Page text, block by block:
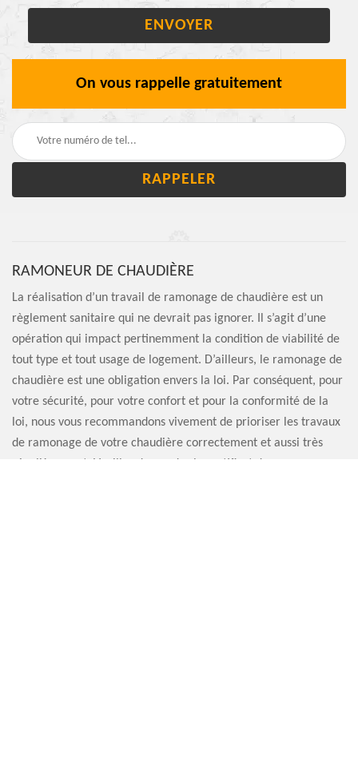
On vous rappelle gratuitement
RAMONEUR DE CHAUDIÈRE
La réalisation d’un travail de ramonage de chaudière est un
règlement sanitaire qui ne devrait pas ignorer. Il s’agit d’une
opération qui impact pertinemment la condition de viabilité de
tout type et tout usage de logement. D’ailleurs, le ramonage de
chaudière est une obligation envers la loi. Par conséquent, pour
votre sécurité, pour votre confort et pour la conformité de la
loi, nous vous recommandons vivement de prioriser les travaux
de ramonage de votre chaudière correctement et aussi très